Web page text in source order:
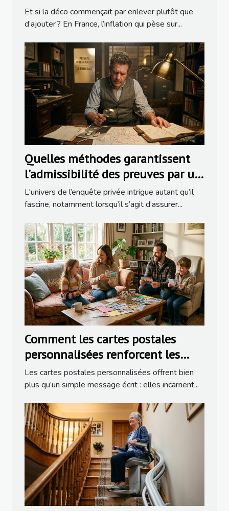
Et si la déco commençait par enlever plutôt que
d’ajouter ? En France, l’inflation qui pèse sur...
Quelles méthodes garantissent
l'admissibilité des preuves par un
détective ?
L'univers de l’enquête privée intrigue autant qu’il
fascine, notamment lorsqu’il s’agit d’assurer...
Comment les cartes postales
personnalisées renforcent les
liens familiaux ?
Les cartes postales personnalisées offrent bien
plus qu’un simple message écrit : elles incarnent...